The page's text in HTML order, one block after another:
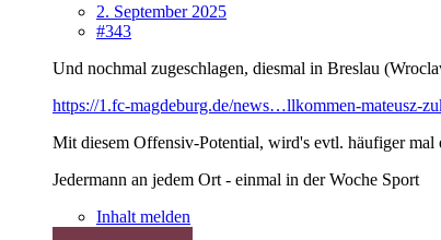
2. September 2025
#343
Und nochmal zugeschlagen, diesmal in Breslau
https://1.fc-magdeburg.de/news…llkommen-mateusz-
Mit diesem Offensiv-Potential, wird's evtl. häufiger mal
Jedermann an jedem Ort - einmal in der Woche Sport
Inhalt melden